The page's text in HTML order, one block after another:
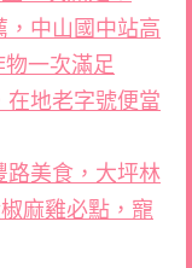
，中山國中站高
一次滿足
在地老字號便當
路美食，大坪林
麻雞必點，寵